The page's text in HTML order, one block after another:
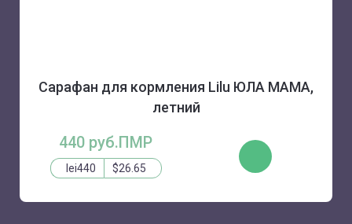
Сарафан для кормления Lilu ЮЛА МАМА,
летний
440 руб.ПМР
lei440 $26.65
КУПИТЬ